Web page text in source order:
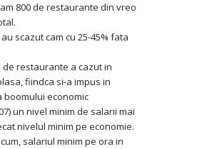
800 de restaurante din vreo
scazut cam cu 25-45% fata
restaurante a cazut in
fiindca si-a impus in
boomului economic
un nivel minim de salarii mai
nivelul minim pe economie.
salariul minim pe ora in